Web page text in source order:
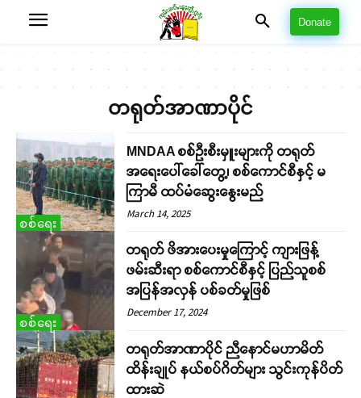
Donate
တရုတ်အာဏာပိုင်
စစ်ရေး
MNDAA စစ်ဦးစီးမှူးများကို တရုတ်
အရေးပေါ်ခေါ်တွေ့၊ စစ်ကောင်စီနှင့် မ
ကြာမီ ထပ်မံဆွေးနွေးမည်
March 14, 2025
စစ်ရေး
တရုတ် ဖိအားပေးမှုကြောင့် ကျားဖြန့်
ဖမ်းဆီးရာ စစ်ကောင်စီနှင့် ပြည်သူစစ်
အပြန်အလှန် ပစ်ခတ်မှုဖြစ်
December 17, 2024
တရုတ်အာဏာပိုင် ညီနောင်မဟာမိတ်
ထိန်းချုပ် နယ်စပ်ဂိတ်များ သွင်းကုန်ပိတ်
ထားဆဲ